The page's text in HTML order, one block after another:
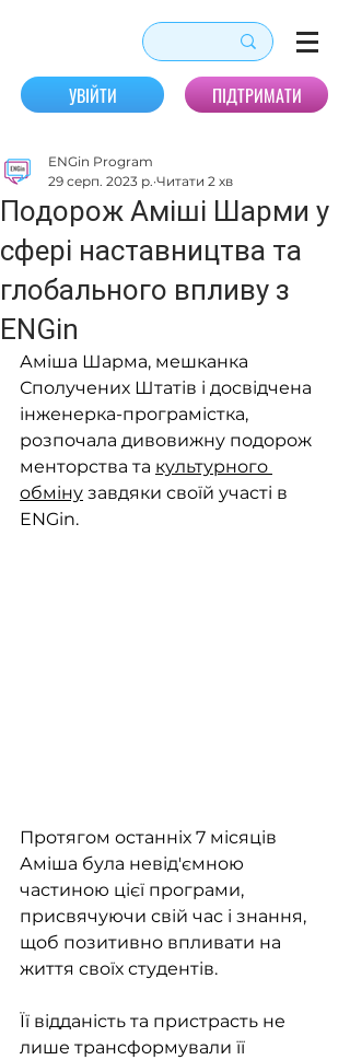
УВІЙТИ ПІДТРИМАТИ
Подорож Аміші Шарми у
сфері наставництва та
глобального впливу з
ENGin
ENGin Program
29 серп. 2023 р. Читати 2 хв
Аміша Шарма, мешканка
Сполучених Штатів і досвідчена
інженерка-програмістка,
розпочала дивовижну подорож
менторства та культурного
обміну завдяки своїй участі в
ENGin.
Протягом останніх 7 місяців
Аміша була невід'ємною
частиною цієї програми,
присвячуючи свій час і знання,
щоб позитивно впливати на
життя своїх студентів.
Її відданість та пристрасть не
лише трансформували її